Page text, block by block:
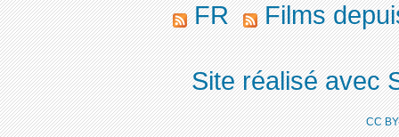
FR
Films
Site réalisé avec
CC